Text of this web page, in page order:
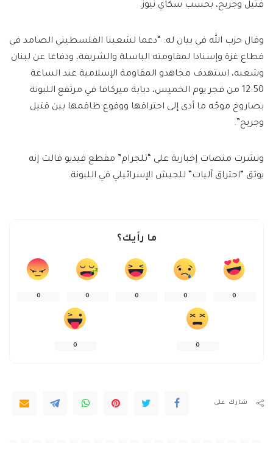
قتيل وجريح، بحسب سكاي نيوز.
وقال حزب الله في بيان له: “دعما لشعبنا الفلسطيني الصامد في
قطاع غزة وإسنادا لمقاومته الباسلة ‌‏‌‏‌والشريفة، ودفاعا عن لبنان
وشعبه، استهدف مجاهدو المقاومة الإسلامية عند الساعة
12:50 من فجر يوم الخميس، دبابة ميركافا في مرتفع اللبونة
بصاروخ موجّه ما أدى إلى احتراقها ووقوع طاقمها بين قتيل
وجريح”.
ونشرت منصات إخبارية على “تلجرام” مقطع فيديو قالت إنه
يوثق “احتراق آليات” للجيش الإسرائيلي في اللبونة.
ما رأيك؟
0
0
0
0
0
0
0
شارك على